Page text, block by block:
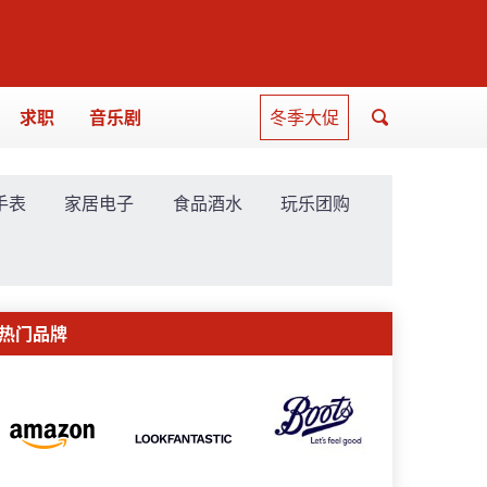
求职 音乐剧 冬季大促
表 家居电子 食品酒水 玩乐团购
门品牌